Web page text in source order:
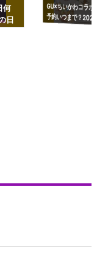
何
日
GU×ちいかわコラ
予約いつまで？
ーチやショルダー